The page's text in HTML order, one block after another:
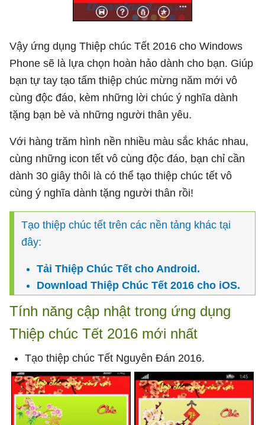
Vậy ứng dụng Thiệp chúc Tết 2016 cho Windows
Phone sẽ là lựa chọn hoàn hảo dành cho bạn. Giúp
bạn tự tay tạo tấm thiệp chúc mừng năm mới vô
cùng độc đáo, kèm những lời chúc ý nghĩa dành
tặng bạn bè và những người thân yêu.
Với hàng trăm hình nền nhiều màu sắc khác nhau,
cùng những icon tết vô cùng độc đáo, bạn chỉ cần
dành 30 giây thôi là có thể tạo thiệp chúc tết vô
cùng ý nghĩa dành tặng người thân rồi!
Tạo thiệp chúc tết trên các nền tảng khác tại
đây:
Tải Thiệp Chúc Tết cho Android.
Download Thiệp Chúc Tết 2016 cho iOS.
Tính năng cập nhật trong ứng dụng
Thiệp chúc Tết 2016 mới nhất
Tạo thiệp chúc Tết Nguyên Đán 2016.